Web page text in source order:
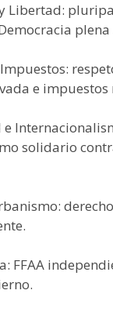
Libertad:
e impuestos
solidario
FFAA